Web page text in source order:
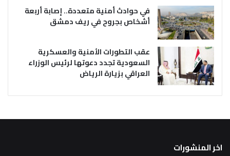
في حوادث أمنية متعددة.. إصابة أربعة
أشخاص بجروح في ريف دمشق
عقب التطورات الأمنية والعسكرية
السعودية تجدد دعوتها لرئيس الوزراء
العراقي بزيارة الرياض
اخر المنشورات